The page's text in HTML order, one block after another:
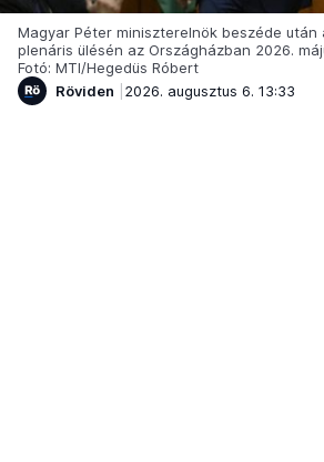
Magyar Péter miniszterelnök beszéde után
plenáris ülésén az Országházban 2026.
Fotó: MTI/Hegedüs Róbert
Röviden
2026. augusztus 6. 13:33